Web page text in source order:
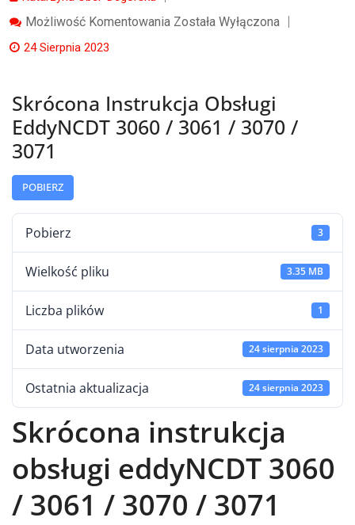
Możliwość Komentowania Skrócona
3061
/
3070
Została Wyłączona
24 Sierpnia 2023
Skrócona Instrukcja Obsługi
EddyNCDT 3060 / 3061 / 3070 /
3071
POBIERZ
Pobierz 3
Wielkość pliku 3.35 MB
Liczba plików 1
Data utworzenia 24 sierpnia 2023
Ostatnia aktualizacja 24 sierpnia 2023
Skrócona instrukcja
obsługi eddyNCDT 3060
/ 3061 / 3070 / 3071